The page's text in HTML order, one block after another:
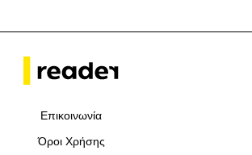
Επικοινωνία
Όροι Χρήσης